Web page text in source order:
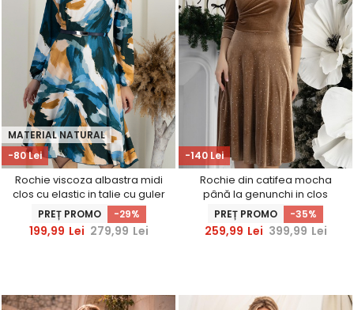
-80 Lei
MATERIAL NATURAL
Rochie viscoza albastra midi
clos cu elastic in talie cu guler
inalt - StarShinerS
PREȚ PROMO -29%
199,99 Lei 279,99 Lei
-140 Lei
Rochie din catifea mocha
până la genunchi in clos
accesorizata cu brosa florala
- StarShinerS
PREȚ PROMO -35%
259,99 Lei 399,99 Lei